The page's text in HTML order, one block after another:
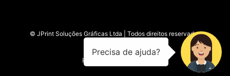
© JPrint Soluções Gráficas Ltda | Todos direitos reservados
Política de Privacidade